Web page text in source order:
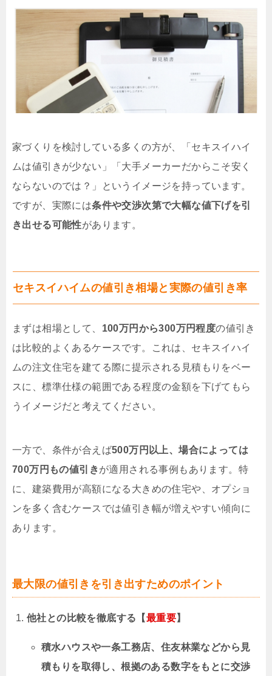
家づくりを検討している多くの方が、「セキスイハイ
ムは値引きが少ない」「大手メーカーだからこそ安く
ならないのでは？」というイメージを持っています。
ですが、実際には条件や交渉次第で大幅な値下げを引
き出せる可能性があります。
セキスイハイムの値引き相場と実際の値引き率
まずは相場として、 100万円から300万円程度の値引き
は比較的よくあるケースです。これは、セキスイハイ
ムの注文住宅を建てる際に提示される見積もりをベー
スに、標準仕様の範囲である程度の金額を下げてもら
うイメージだと考えてください。
一方で、条件が合えば500万円以上、場合によっては
700万円もの値引きが適用される事例もあります。特
に、建築費用が高額になる大きめの住宅や、オプショ
ンを多く含むケースでは値引き幅が増えやすい傾向に
あります。
最大限の値引きを引き出すためのポイント
他社との比較を徹底する【最重要】
積水ハウスや一条工務店、住友林業などから見
積もりを取得し、根拠のある数字をもとに交渉